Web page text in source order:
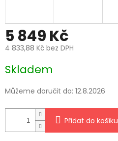
5 849 Kč
4 833,88 Kč bez DPH
cena:
Skladem
Můžeme doručit do: 12.8.2026
Přidat do košíku